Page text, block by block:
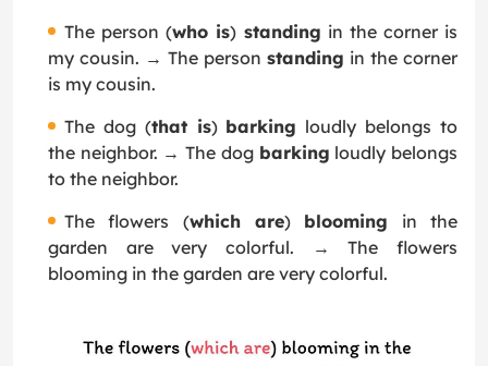
The person (who is) standing in the corner is
my cousin. → The person standing in the corner
is my cousin.
The dog (that is) barking loudly belongs to
the neighbor. → The dog barking loudly belongs
to the neighbor.
The flowers (which are) blooming in the
garden are very colorful. → The flowers
blooming in the garden are very colorful.